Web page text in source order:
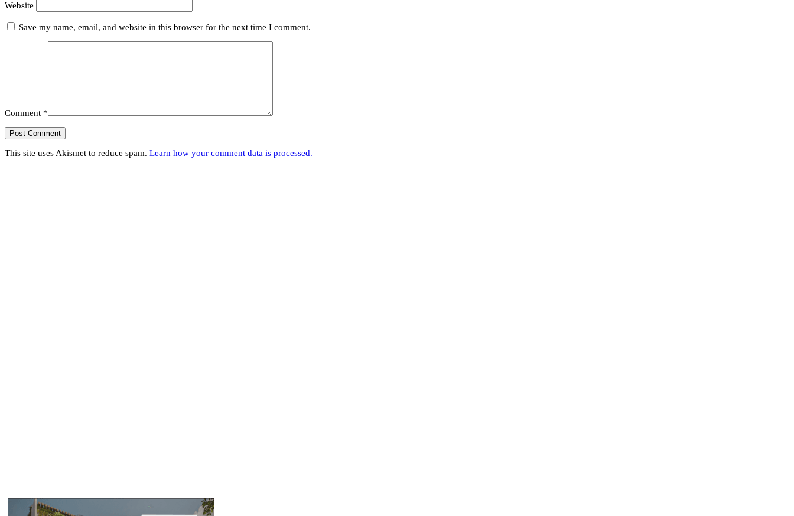
Website
Save my name, email, and website in this browser for the next time I comment.
Comment *
This site uses Akismet to reduce spam. Learn how your comment data is processed.